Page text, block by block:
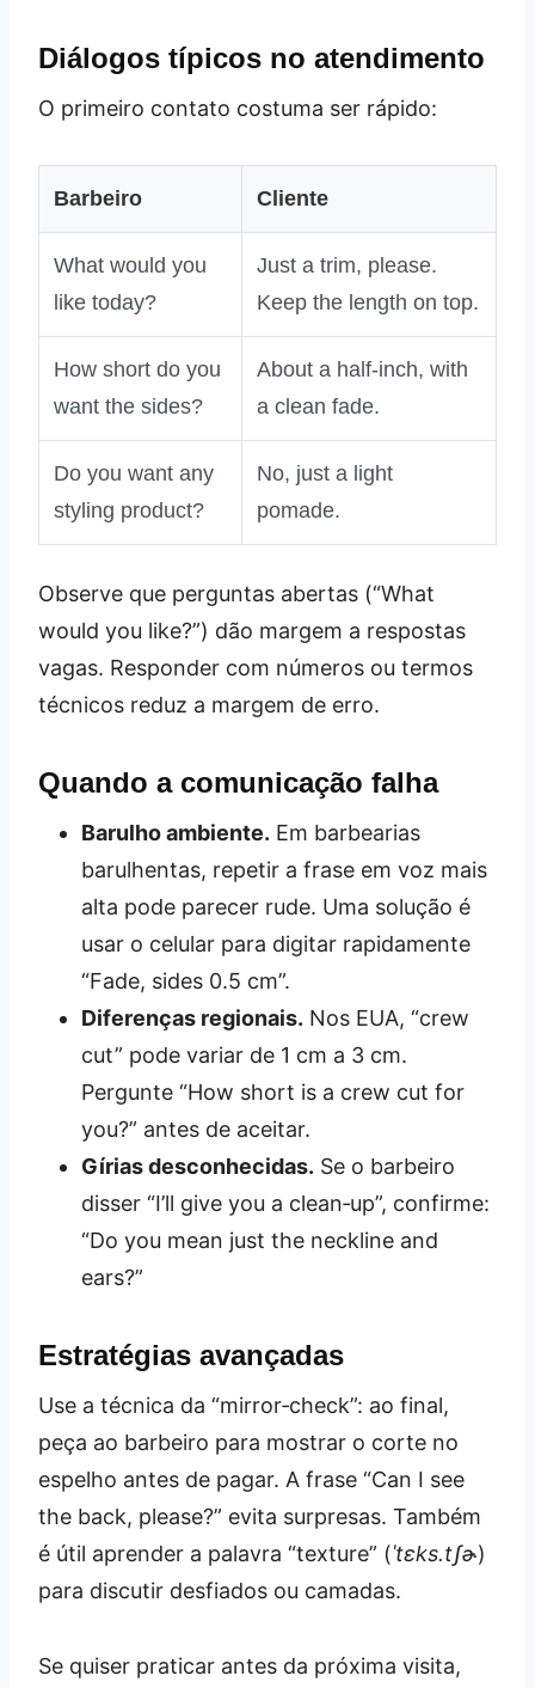
Diálogos típicos no atendimento
O primeiro contato costuma ser rápido:
Barbeiro Cliente
What would you
like today?
Just a trim, please.
Keep the length on top.
How short do you
want the sides?
About a half‑inch, with
a clean fade.
Do you want any
styling product?
No, just a light
pomade.
Observe que perguntas abertas (“What
would you like?”) dão margem a respostas
vagas. Responder com números ou termos
técnicos reduz a margem de erro.
Quando a comunicação falha
Barulho ambiente. Em barbearias
barulhentas, repetir a frase em voz mais
alta pode parecer rude. Uma solução é
usar o celular para digitar rapidamente
“Fade, sides 0.5 cm”.
Diferenças regionais. Nos EUA, “crew
cut” pode variar de 1 cm a 3 cm.
Pergunte “How short is a crew cut for
you?” antes de aceitar.
Gírias desconhecidas. Se o barbeiro
disser “I’ll give you a clean‑up”, confirme:
“Do you mean just the neckline and
ears?”
Estratégias avançadas
Use a técnica da “mirror‑check”: ao final,
peça ao barbeiro para mostrar o corte no
espelho antes de pagar. A frase “Can I see
the back, please?” evita surpresas. Também
é útil aprender a palavra “texture” (ˈtɛks.tʃɚ)
para discutir desfiados ou camadas.
Se quiser praticar antes da próxima visita,